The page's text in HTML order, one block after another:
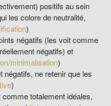
positifs au sein
les colore de neutralité,
)
négatifs (les voit comme
négatifs) et
minimalisation)
négatifs, ne retenir que les
)
totalement idéales,